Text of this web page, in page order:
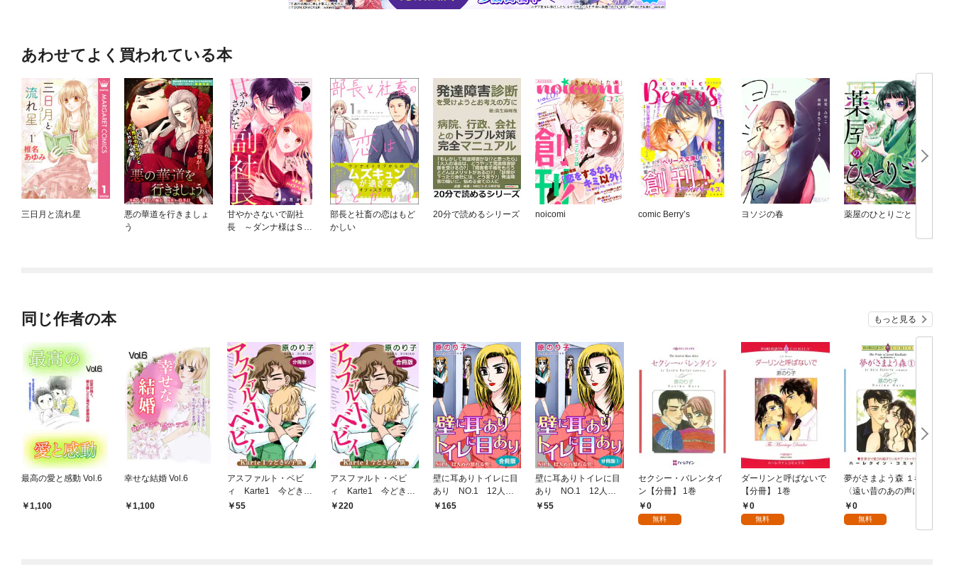
あわせてよく買われている本
三日月と流れ星
悪の華道を行きましょ
う
甘やかさないで副社
長 ～ダンナ様はＳＳ
部長と社畜の恋はもど
かしい
20分で読めるシリーズ noicomi comic Berry’s ヨソジの春 薬屋のひとりごと
同じ作者の本 もっと見る
最高の愛と感動 Vol.6
1,100
幸せな結婚 Vol.6
1,100
アスファルト・ベビ
ィ Karte1 今どきの
子供 分冊版1
55
アスファルト・ベビ
ィ Karte1 今どきの
子供 合冊版
220
壁に耳ありトイレに目
あり NO.1 12人め
の怒れる男 合冊版
165
壁に耳ありトイレに目
あり NO.1 12人め
の怒れる男 分冊版1
55
セクシー・バレンタイ
ン【分冊】 1巻
0
無料
ダーリンと呼ばないで
【分冊】 1巻
0
無料
夢がさまよう森 １巻
〈遠い昔のあの声に
Ⅱ〉【分冊】 1巻
0
無料